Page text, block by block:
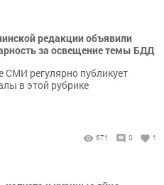
редакции объявили
за освещение темы БДД
СМИ регулярно публикует
в этой рубрике
671 0 1